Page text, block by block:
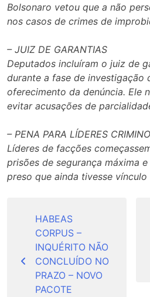
Bolsonaro vetou que a não
nos casos de crimes de
– JUIZ DE GARANTIAS
Deputados incluíram o juiz de
durante a fase de investigação
oferecimento da denúncia. Ele
evitar acusações de
– PENA PARA LÍDERES
Líderes de facções
prisões de segurança máxima
preso que ainda tivesse
Post
HABEAS
CORPUS –
INQUÉRITO NÃO
CONCLUÍDO NO
PRAZO – NOVO
PACOTE